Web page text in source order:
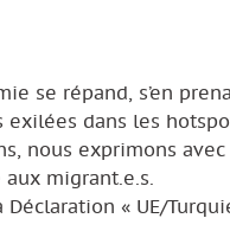
se répand, s’en
dans les
nous exprimons
migrant.e.s.
« UE/